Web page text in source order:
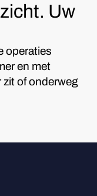
Uw
operaties
en met
of onderweg